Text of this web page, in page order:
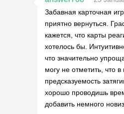
Забавная карточная
приятно вернуться.
кажется, что карты
хотелось бы.
что значительно
могу не отметить, что
предсказуемость
хорошо проводишь
добавить немного